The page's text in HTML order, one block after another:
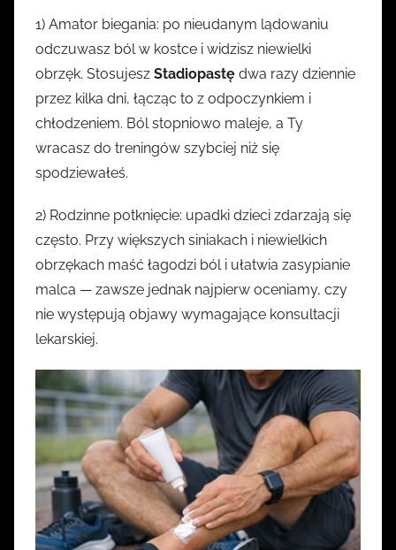
1) Amator biegania: po nieudanym lądowaniu
odczuwasz ból w kostce i widzisz niewielki
obrzęk. Stosujesz Stadiopastę dwa razy dziennie
przez kilka dni, łącząc to z odpoczynkiem i
chłodzeniem. Ból stopniowo maleje, a Ty
wracasz do treningów szybciej niż się
spodziewałeś.
2) Rodzinne potknięcie: upadki dzieci zdarzają się
często. Przy większych siniakach i niewielkich
obrzękach maść łagodzi ból i ułatwia zasypianie
malca — zawsze jednak najpierw oceniamy, czy
nie występują objawy wymagające konsultacji
lekarskiej.